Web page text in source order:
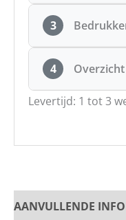
3
4 Overzicht
Levertijd: 1 tot 3
AANVULLENDE